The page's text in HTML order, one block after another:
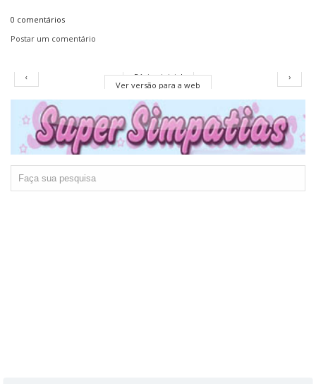
0 comentários
Postar um comentário
‹ ›
Página inicial
Ver versão para a web